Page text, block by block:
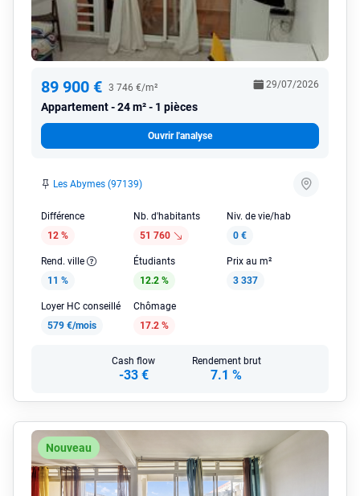
89 900 € 3 746 €/m²
Appartement 24 m² - 1 pièces
29/07/2026
Ouvrir l'analyse
Les Abymes (97139)
Différence
12 %
Nb. d'habitants
51 760
Niv. de vie/hab
0 €
Rend. ville
11 %
Étudiants
12.2 %
Prix au m²
3 337
Loyer HC conseillé
579 €/mois
Chômage
17.2 %
Cash flow
-33 €
Rendement brut
7.1 %
Nouveau